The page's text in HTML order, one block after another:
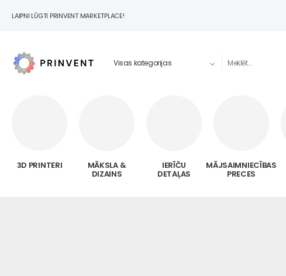
LAIPNI LŪGTI PRINVENT MARKETPLACE!
3D PRINTERI MĀKSLA &
DIZAINS
IERĪČU
DETAĻAS
MĀJSAIMNIECĪBAS
PRECES